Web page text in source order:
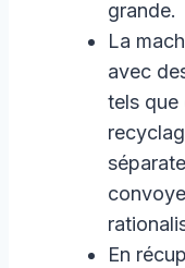
grande.
La
avec
tels que
En